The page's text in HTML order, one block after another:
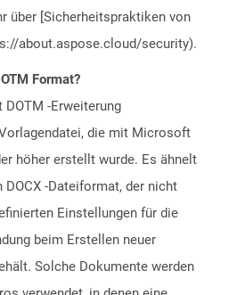
über [Sicherheitspraktiken von
about.aspose.cloud/security).
Format?
DOTM -Erweiterung
die mit Microsoft
höher erstellt wurde. Es ähnelt
DOCX -Dateiformat, der nicht
Einstellungen für die
beim Erstellen neuer
Solche Dokumente werden